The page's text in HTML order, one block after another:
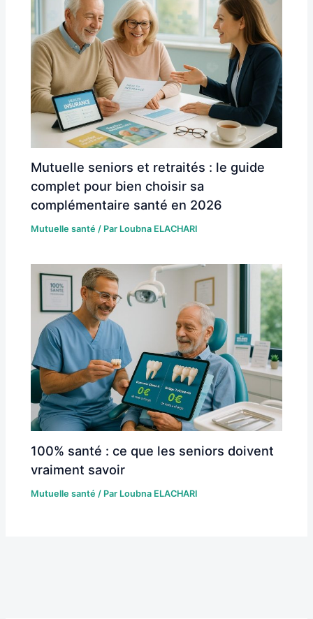
Mutuelle seniors et retraités : le guide
complet pour bien choisir sa
complémentaire santé en 2026
Mutuelle santé / Par Loubna ELACHARI
100% santé : ce que les seniors doivent
vraiment savoir
Mutuelle santé / Par Loubna ELACHARI